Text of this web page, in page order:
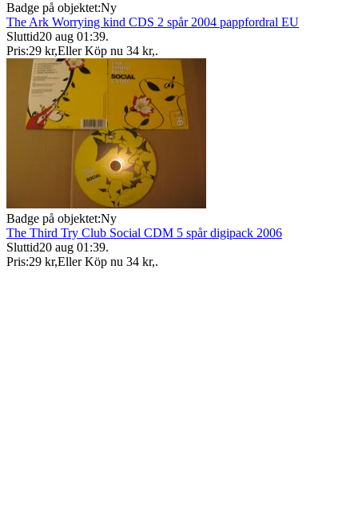
Badge på objektet:Ny
The Ark Worrying kind CDS 2 spår 2004 pappfordral EU
Sluttid20 aug 01:39.
Pris:29 kr,Eller Köp nu 34 kr,.
Badge på objektet:Ny
The Third Try Club Social CDM 5 spår digipack 2006
Sluttid20 aug 01:39.
Pris:29 kr,Eller Köp nu 34 kr,.